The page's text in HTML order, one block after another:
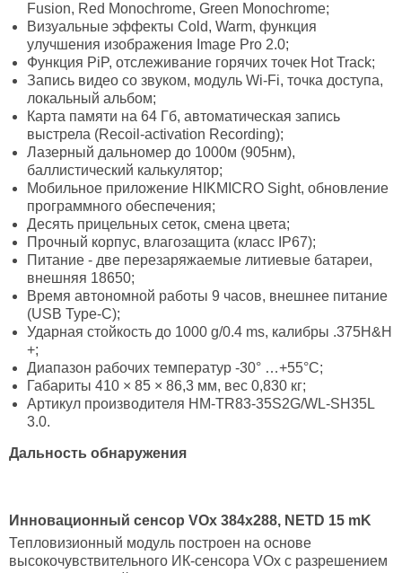
Fusion, Red Monochrome, Green Monochrome;
Визуальные эффекты Cold, Warm, функция
улучшения изображения Image Pro 2.0;
Функция PiP, отслеживание горячих точек Hot Track;
Запись видео со звуком, модуль Wi-Fi, точка доступа,
локальный альбом;
Карта памяти на 64 Гб, автоматическая запись
выстрела (Recoil-activation Recording);
Лазерный дальномер до 1000м (905нм),
баллистический калькулятор;
Мобильное приложение HIKMICRO Sight, обновление
программного обеспечения;
Десять прицельных сеток, смена цвета;
Прочный корпус, влагозащита (класс IP67);
Питание - две перезаряжаемые литиевые батареи,
внешняя 18650;
Время автономной работы 9 часов, внешнее питание
(USB Type-C);
Ударная стойкость до 1000 g/0.4 ms, калибры .375H&H
+;
Диапазон рабочих температур -30° …+55°С;
Габариты 410 × 85 × 86,3 мм, вес 0,830 кг;
Артикул производителя HM-TR83-35S2G/WL-SH35L
3.0.
Дальность обнаружения
Инновационный сенсор VOx 384х288, NETD 15 mK
Тепловизионный модуль построен на основе
высокочувствительного ИК-сенсора VOx с разрешением